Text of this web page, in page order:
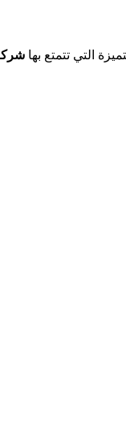
التي تتمتع بها